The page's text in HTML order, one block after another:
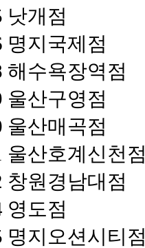
낫개점
명지국제점
해수욕장역점
울산구영점
울산매곡점
울산호계신천점
창원경남대점
영도점
명지오션시티점